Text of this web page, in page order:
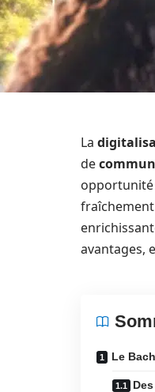
La
de
opportunité
avantages,
Le